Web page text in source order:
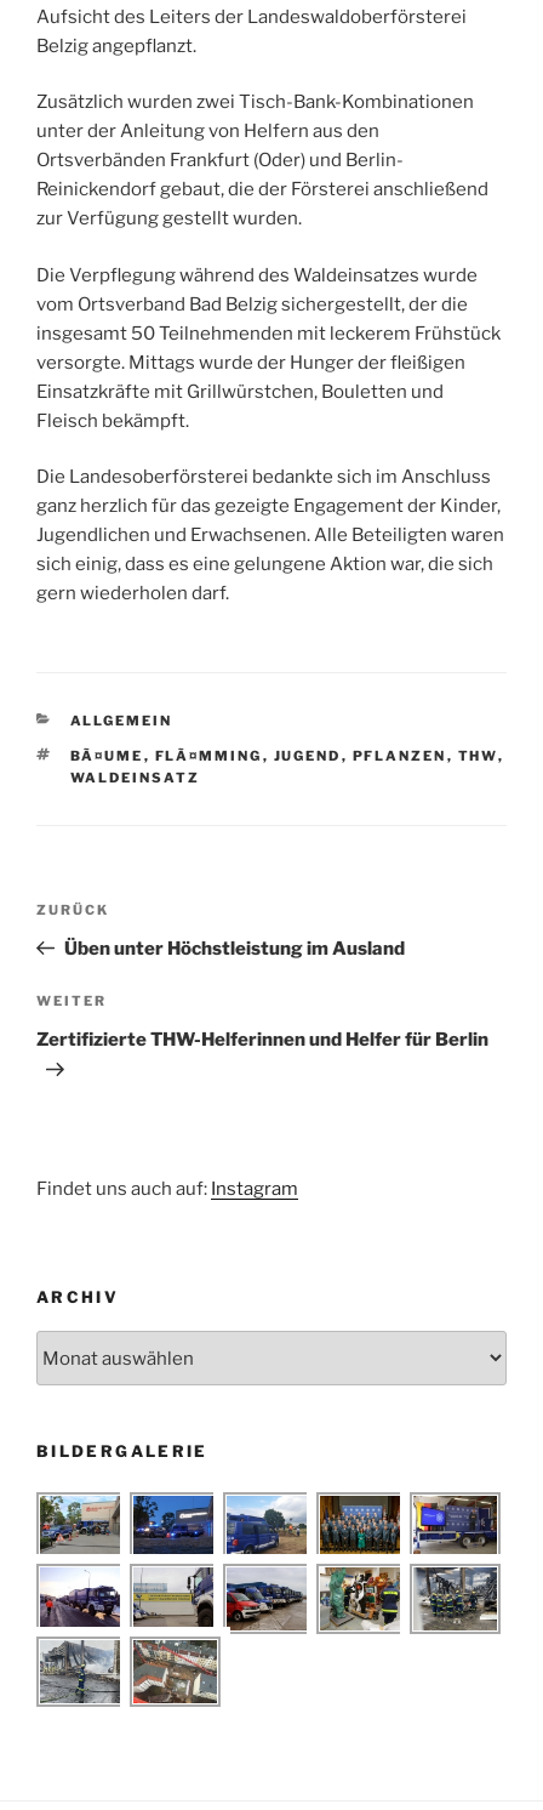
Aufsicht des Leiters der Landeswaldoberförsterei
Belzig angepflanzt.
Zusätzlich wurden zwei Tisch-Bank-Kombinationen
unter der Anleitung von Helfern aus den
Ortsverbänden Frankfurt (Oder) und Berlin-
Reinickendorf gebaut, die der Försterei anschließend
zur Verfügung gestellt wurden.
Die Verpflegung während des Waldeinsatzes wurde
vom Ortsverband Bad Belzig sichergestellt, der die
insgesamt 50 Teilnehmenden mit leckerem Frühstück
versorgte. Mittags wurde der Hunger der fleißigen
Einsatzkräfte mit Grillwürstchen, Bouletten und
Fleisch bekämpft.
Die Landesoberförsterei bedankte sich im Anschluss
ganz herzlich für das gezeigte Engagement der Kinder,
Jugendlichen und Erwachsenen. Alle Beteiligten waren
sich einig, dass es eine gelungene Aktion war, die sich
gern wiederholen darf.
KATEGORIEN
ALLGEMEIN
SCHLAGWÖRTER
BÃ¤UME , FLÃ¤MMING , JUGEND , PFLANZEN , THW,
WALDEINSATZ
Beitragsnavigation
Vorheriger
Beitrag
ZURÜCK
Üben unter Höchstleistung im Ausland
Nächster
Beitrag
WEITER
Zertifizierte THW-Helferinnen und Helfer für Berlin
Findet uns auch auf: Instagram
ARCHIV
BILDERGALERIE